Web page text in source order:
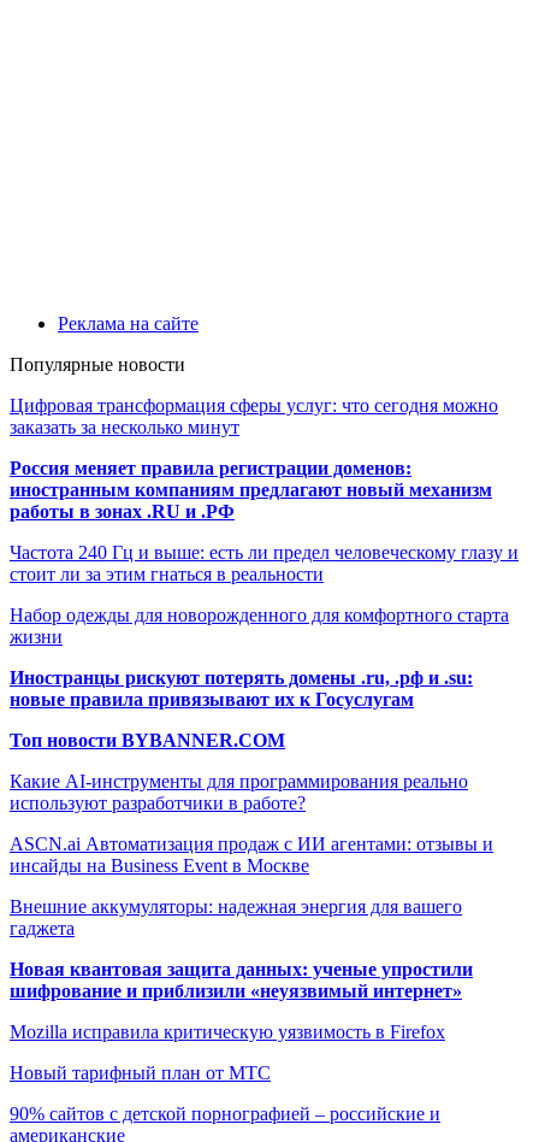
Реклама на сайте
Популярные новости
Цифровая трансформация сферы услуг: что сегодня можно
заказать за несколько минут
Россия меняет правила регистрации доменов:
иностранным компаниям предлагают новый механизм
работы в зонах .RU и .РФ
Частота 240 Гц и выше: есть ли предел человеческому глазу и
стоит ли за этим гнаться в реальности
Набор одежды для новорожденного для комфортного старта
жизни
Иностранцы рискуют потерять домены .ru, .рф и .su:
новые правила привязывают их к Госуслугам
Топ новости BYBANNER.COM
Какие AI-инструменты для программирования реально
используют разработчики в работе?
ASCN.ai Автоматизация продаж с ИИ агентами: отзывы и
инсайды на Business Event в Москве
Внешние аккумуляторы: надежная энергия для вашего
гаджета
Новая квантовая защита данных: ученые упростили
шифрование и приблизили «неуязвимый интернет»
Mozilla исправила критическую уязвимость в Firefox
Новый тарифный план от МТС
90% сайтов с детской порнографией – российские и
американские